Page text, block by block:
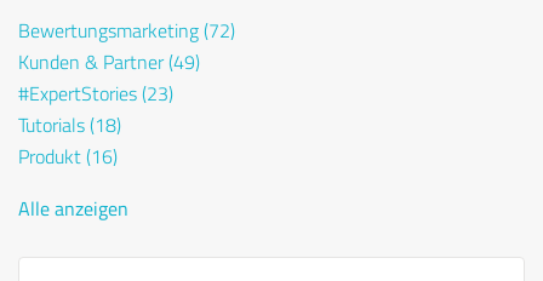
Bewertungsmarketing(72)
Kunden & Partner(49)
#ExpertStories(23)
Tutorials(18)
Produkt(16)
Alle anzeigen